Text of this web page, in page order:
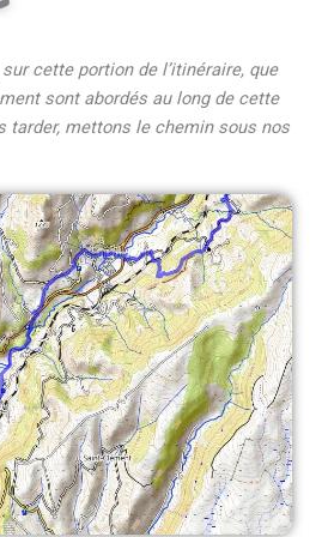
cette portion de l’itinéraire, que
sont abordés au long de cette
tarder, mettons le chemin sous nos